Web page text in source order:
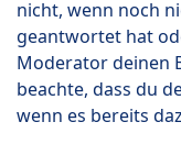
nicht, wenn noch
geantwortet hat
Moderator deinen
beachte, dass du
wenn es bereits